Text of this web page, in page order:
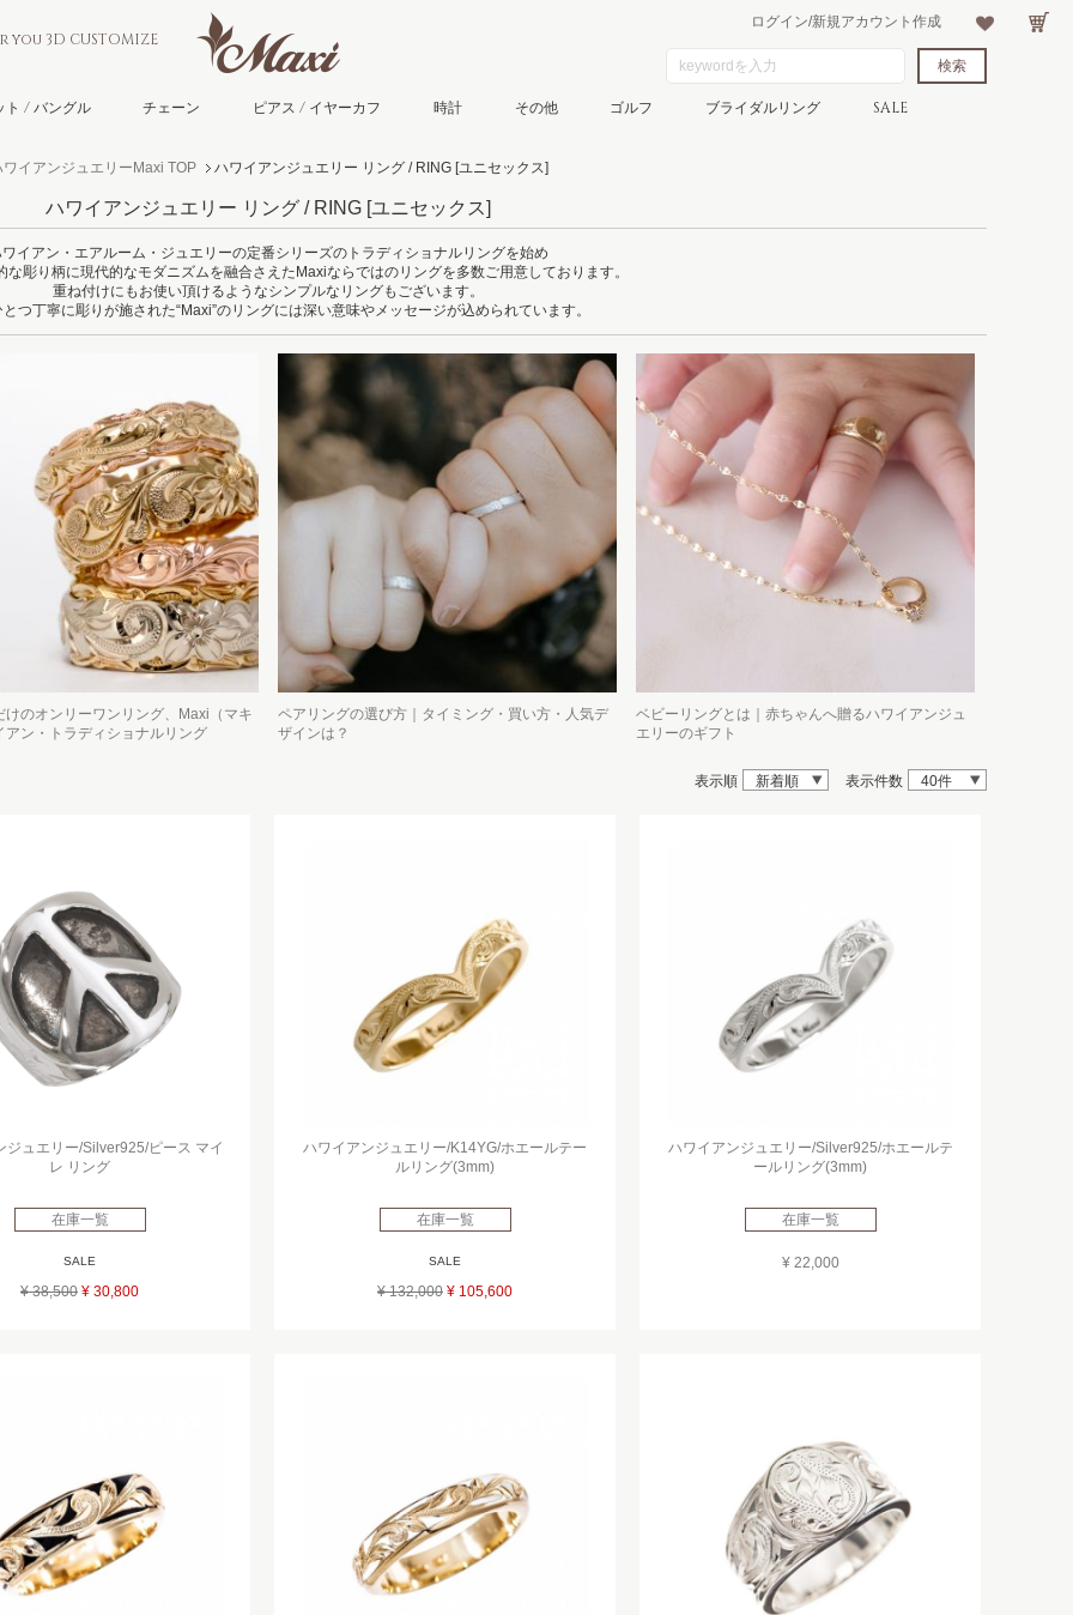
3D CUSTOMIZE
ト / バングル チェーン ピアス / イヤーカフ 時計 その他 ゴルフ ブライダルリング SALE
ワイアンジュエリーMaxi TOP ハワイアンジュエリー リング / RING [ユニセックス]
ハワイアンジュエリー リング / RING [ユニセックス]
イアン・エアルーム・ジュエリーの定番シリーズのトラディショナルリングを始め
な彫り柄に現代的なモダニズムを融合さえたMaxiならではのリングを多数ご用意しております。
重ね付けにもお使い頂けるようなシンプルなリングもございます。
つ丁寧に彫りが施された“Maxi”のリングには深い意味やメッセージが込められています。
けのオンリーワンリング、Maxi（マキ
アン・トラディショナルリング
ペアリングの選び方｜タイミング・買い方・人気デ
ザインは？
ベビーリングとは｜赤ちゃんへ贈るハワイアンジュ
エリーのギフト
表示順 新着順 表示件数 40件
ジュエリー/Silver925/ピース マイ
レ リング
在庫一覧
SALE
¥ 38,500 ¥ 30,800
ハワイアンジュエリー/K14YG/ホエールテー
ルリング(3mm)
在庫一覧
SALE
¥ 132,000 ¥ 105,600
ハワイアンジュエリー/Silver925/ホエールテ
ールリング(3mm)
在庫一覧
¥ 22,000
ログイン/新規アカウント作成